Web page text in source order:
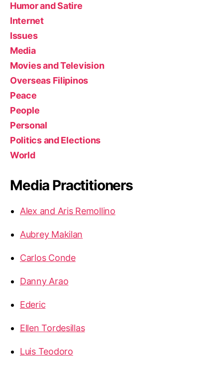
Humor and Satire
Internet
Issues
Media
Movies and Television
Overseas Filipinos
Peace
People
Personal
Politics and Elections
World
Media Practitioners
Alex and Aris Remollino
Aubrey Makilan
Carlos Conde
Danny Arao
Ederic
Ellen Tordesillas
Luis Teodoro